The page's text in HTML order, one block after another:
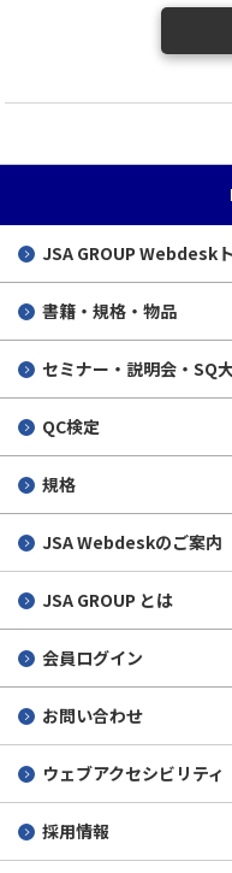
JSA GROUP Webdesk
書籍・規格・物品
セミナー・説明会・SQ
QC検定
規格
JSA Webdeskのご案内
JSA GROUP とは
会員ログイン
お問い合わせ
ウェブアクセシビリティ
採用情報